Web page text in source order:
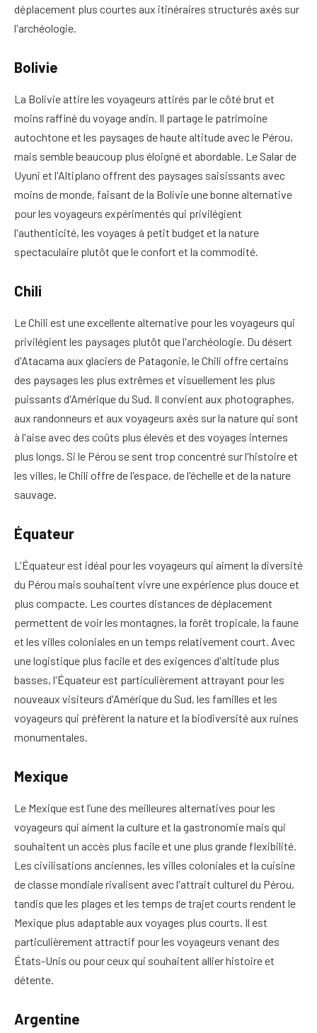
déplacement plus courtes aux itinéraires structurés axés sur
l'archéologie.
Bolivie
La Bolivie attire les voyageurs attirés par le côté brut et
moins raffiné du voyage andin. Il partage le patrimoine
autochtone et les paysages de haute altitude avec le Pérou,
mais semble beaucoup plus éloigné et abordable. Le Salar de
Uyuni et l'Altiplano offrent des paysages saisissants avec
moins de monde, faisant de la Bolivie une bonne alternative
pour les voyageurs expérimentés qui privilégient
l'authenticité, les voyages à petit budget et la nature
spectaculaire plutôt que le confort et la commodité.
Chili
Le Chili est une excellente alternative pour les voyageurs qui
privilégient les paysages plutôt que l'archéologie. Du désert
d'Atacama aux glaciers de Patagonie, le Chili offre certains
des paysages les plus extrêmes et visuellement les plus
puissants d'Amérique du Sud. Il convient aux photographes,
aux randonneurs et aux voyageurs axés sur la nature qui sont
à l'aise avec des coûts plus élevés et des voyages internes
plus longs. Si le Pérou se sent trop concentré sur l'histoire et
les villes, le Chili offre de l'espace, de l'échelle et de la nature
sauvage.
Équateur
L'Équateur est idéal pour les voyageurs qui aiment la diversité
du Pérou mais souhaitent vivre une expérience plus douce et
plus compacte. Les courtes distances de déplacement
permettent de voir les montagnes, la forêt tropicale, la faune
et les villes coloniales en un temps relativement court. Avec
une logistique plus facile et des exigences d'altitude plus
basses, l'Équateur est particulièrement attrayant pour les
nouveaux visiteurs d'Amérique du Sud, les familles et les
voyageurs qui préfèrent la nature et la biodiversité aux ruines
monumentales.
Mexique
Le Mexique est l’une des meilleures alternatives pour les
voyageurs qui aiment la culture et la gastronomie mais qui
souhaitent un accès plus facile et une plus grande flexibilité.
Les civilisations anciennes, les villes coloniales et la cuisine
de classe mondiale rivalisent avec l'attrait culturel du Pérou,
tandis que les plages et les temps de trajet courts rendent le
Mexique plus adaptable aux voyages plus courts. Il est
particulièrement attractif pour les voyageurs venant des
États-Unis ou pour ceux qui souhaitent allier histoire et
détente.
Argentine